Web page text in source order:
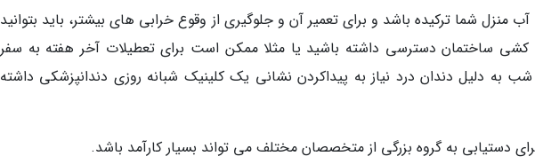
منزل شما ترکیده باشد و برای تعمیر آن و جلوگیری از وقوع خرابی های بیشتر، باید بتوانید
ساختمان دسترسی داشته باشید یا مثلا ممکن است برای تعطیلات آخر هفته به سفر
به دلیل دندان درد نیاز به پیداکردن نشانی یک کلینیک شبانه روزی دندانپزشکی داشته
دستیابی به گروه بزرگی از متخصصان مختلف می تواند بسیار کارآمد باشد.